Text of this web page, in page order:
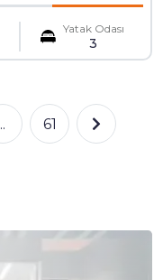
Yatak Odası
3
.. 61